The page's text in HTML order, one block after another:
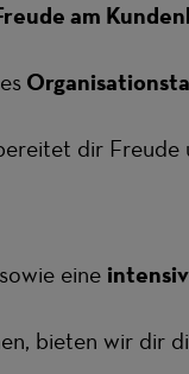
am
dir Freude
eine
bieten wir dir